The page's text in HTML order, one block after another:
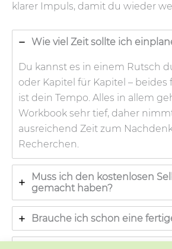
klarer Impuls, damit du wieder
Wie viel Zeit sollte ich
Du kannst es in einem Rutsch
oder Kapitel für Kapitel – beides
ist dein Tempo. Alles in allem
Workbook sehr tief, daher
ausreichend Zeit zum
Recherchen.
Muss ich den kostenlosen
gemacht haben?
Brauche ich schon eine